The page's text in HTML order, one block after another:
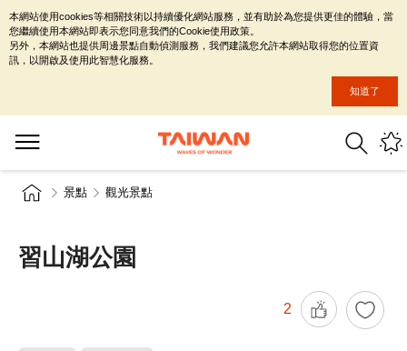
景點 觀光景點
習山湖公園
2
本網站使用cookies等相關技術以持續優化網站服務，並有助於為您提供更佳的體驗，當
您繼續使用本網站即表示您同意我們的Cookie使用政策。
另外，本網站也提供周邊景點自動偵測服務，我們建議您允許本網站取得您的位置資
訊，以開啟及使用此智慧化服務。
知道了